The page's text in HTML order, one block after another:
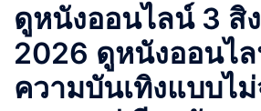
ดูหนังออนไลน์ 3 สิ
2026 ดูหนังออนไ
ความบันเทิงแบบไ